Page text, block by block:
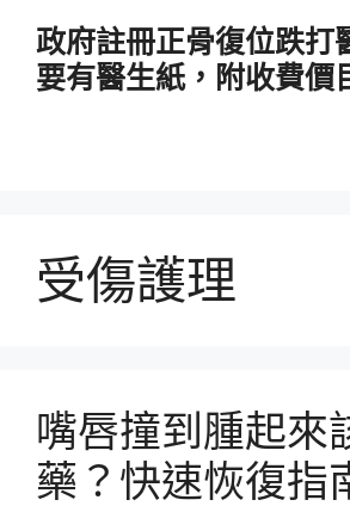
政府註冊正骨復位跌打
要有醫生紙，附收費價
受傷護理
嘴唇撞到腫起來
藥？快速恢復指